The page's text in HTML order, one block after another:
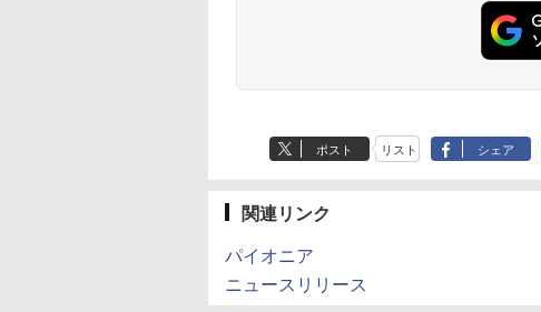
ポスト リスト シェア
関連リンク
パイオニア
ニュースリリース